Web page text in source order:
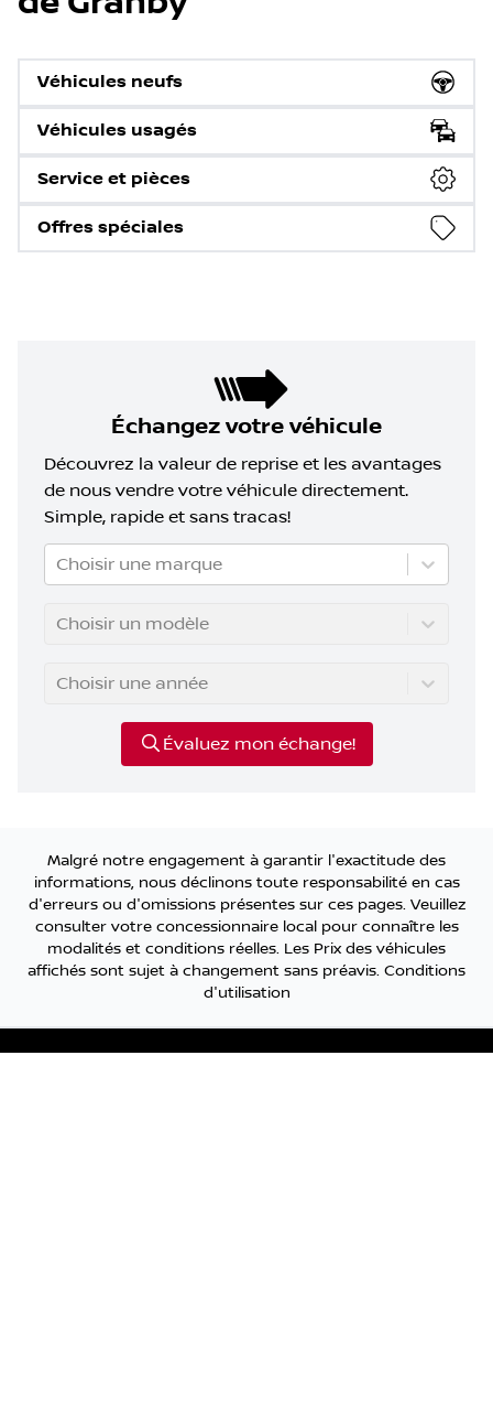
Véhicules neufs
Véhicules usagés
Service et pièces
Offres spéciales
Échangez votre véhicule
Découvrez la valeur de reprise et les avantages
de nous vendre votre véhicule directement.
Simple, rapide et sans tracas!
Choisir une marque
Choisir un modèle
Choisir une année
Évaluez mon échange!
Malgré notre engagement à garantir l'exactitude des
informations, nous déclinons toute responsabilité en cas
d'erreurs ou d'omissions présentes sur ces pages. Veuillez
consulter votre concessionnaire local pour connaître les
modalités et conditions réelles. Les Prix des véhicules
affichés sont sujet à changement sans préavis. Conditions
d'utilisation